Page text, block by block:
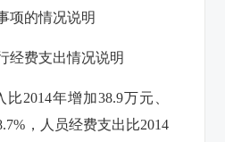
项的情况说明
经费支出情况说明
比2014年增加38.9万元、
，人员经费支出比2014